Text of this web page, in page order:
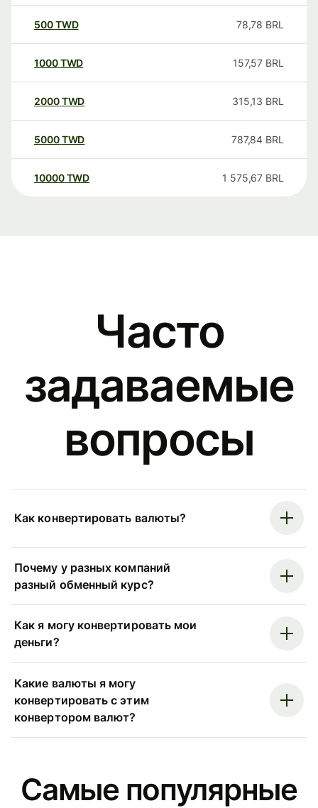
500TWD 78,78 BRL
1000TWD 157,57 BRL
2000TWD 315,13 BRL
5000TWD 787,84 BRL
10000 TWD 1 575,67 BRL
Часто
задаваемые
вопросы
Как конвертировать валюты?
Почему у разных компаний
разный обменный курс?
Как я могу конвертировать мои
деньги?
Какие валюты я могу
конвертировать с этим
конвертором валют?
Самые популярные